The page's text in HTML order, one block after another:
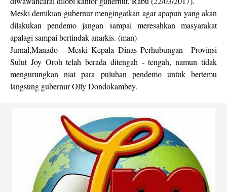
Meski demikian gubernur mengingatkan agar apapun yang akan
dilakukan pendemo jangan sampai meresahkan masyarakat
apalagi sampai bertindak anarkis. (man)
Jurnal,Manado - Meski Kepala Dinas Perhubungan Provinsi
Sulut Joy Oroh telah berada ditengah - tengah, namun tidak
mengurungkan niat para puluhan pendemo untuk bertemu
langsung gubernur Olly Dondokambey.